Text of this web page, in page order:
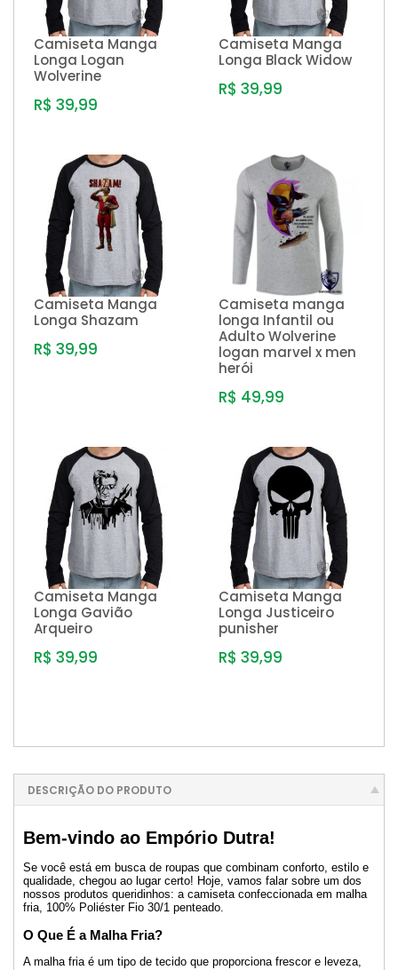
Camiseta Manga
Longa Logan
Wolverine
R$ 39,99
Camiseta Manga
Longa Black Widow
R$ 39,99
Camiseta Manga
Longa Shazam
R$ 39,99
Camiseta manga
longa Infantil ou
Adulto Wolverine
logan marvel x men
herói
R$ 49,99
Camiseta Manga
Longa Gavião
Arqueiro
R$ 39,99
Camiseta Manga
Longa Justiceiro
punisher
R$ 39,99
DESCRIÇÃO DO PRODUTO
Bem-vindo ao Empório Dutra!
Se você está em busca de roupas que combinam conforto, estilo e
qualidade, chegou ao lugar certo! Hoje, vamos falar sobre um dos
nossos produtos queridinhos: a camiseta confeccionada em malha
fria, 100% Poliéster Fio 30/1 penteado.
O Que É a Malha Fria?
A malha fria é um tipo de tecido que proporciona frescor e leveza,